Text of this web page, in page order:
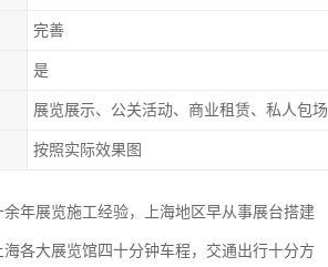
完善
是
展览展示、公关活动、商业租赁、私人包场
按照实际效果图
年展览施工经验，上海地区早从事展台搭建
各大展览馆四十分钟车程，交通出行十分方